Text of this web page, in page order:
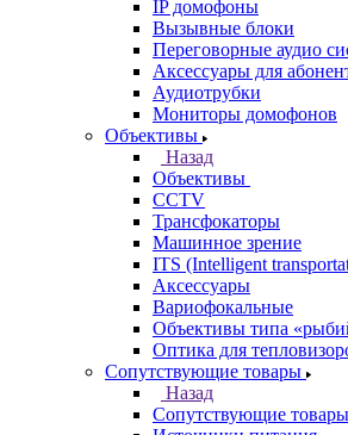
IP домофоны
Вызывные блоки
Переговорные аудио
Аксессуары для
Аудиотрубки
Мониторы домофонов
Объективы
Назад
Объективы
CCTV
Трансфокаторы
Машинное зрение
ITS (Intelligent
Аксессуары
Вариофокальные
Объективы типа
Оптика для
Сопутствующие товары
Назад
Сопутствующие товары